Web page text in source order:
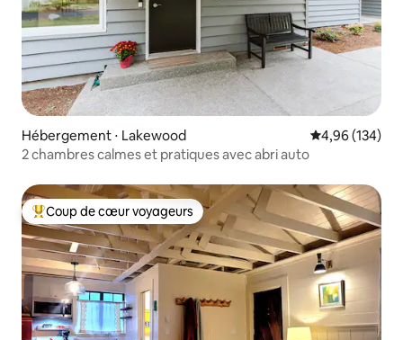
Hébergement ⋅ Lakewood Évaluation
4,96 (134)
2 chambres calmes et pratiques avec abri auto
Coups de cœur voyageurs les plus appréciés
Coup de cœur voyageurs